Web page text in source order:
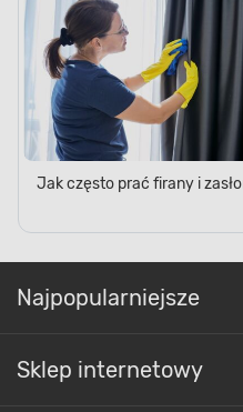
Jak często prać firany i
Najpopularniejsze
Sklep internetowy